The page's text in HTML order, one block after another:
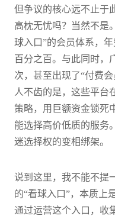
但争议的核心远不止于
高枕无忧吗？当然不是
球入口”的会员体系，
百分之百。与此同时，
次，甚至出现了“付费
人不齿的是，这些平台
策略，用巨额资金锁死
能选择高价低质的服务
迷选择权的变相绑架。
说到这里，我不能不提
的“看球入口”，本质上
通过运营这个入口，收